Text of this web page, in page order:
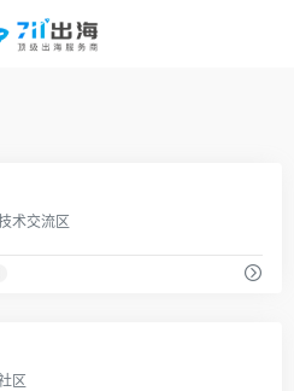
术交流区
区